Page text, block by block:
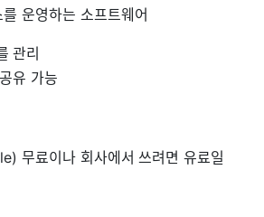
운영하는 소프트웨어
관리
유 가능
무료이나 회사에서 쓰려면 유료일